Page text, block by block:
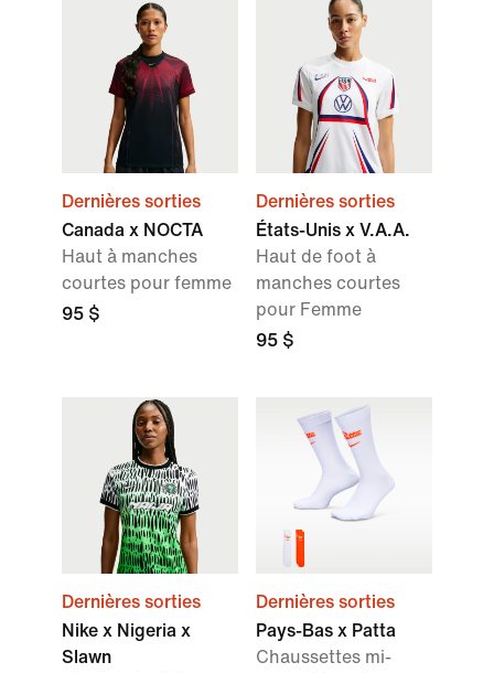
Dernières sorties
Canada x NOCTA
Haut à manches
courtes pour femme
95 $
Dernières sorties
États-Unis x V.A.A.
Haut de foot à
manches courtes
pour Femme
95 $
Dernières sorties
Nike x Nigeria x
Slawn
Dernières sorties
Pays-Bas x Patta
Chaussettes mi-